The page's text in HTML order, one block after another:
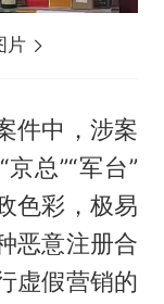
片
件中，涉案
总”“军台”
色彩，极易
恶意注册合
虚假营销的